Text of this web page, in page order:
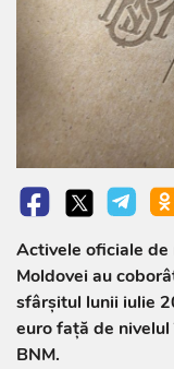
Activele oficiale de
Moldovei au
sfârșitul lunii iulie
euro față de
BNM.